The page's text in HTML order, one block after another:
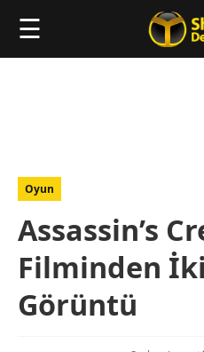
☰
Oyun
Assassin’s
Filminden
Görüntü